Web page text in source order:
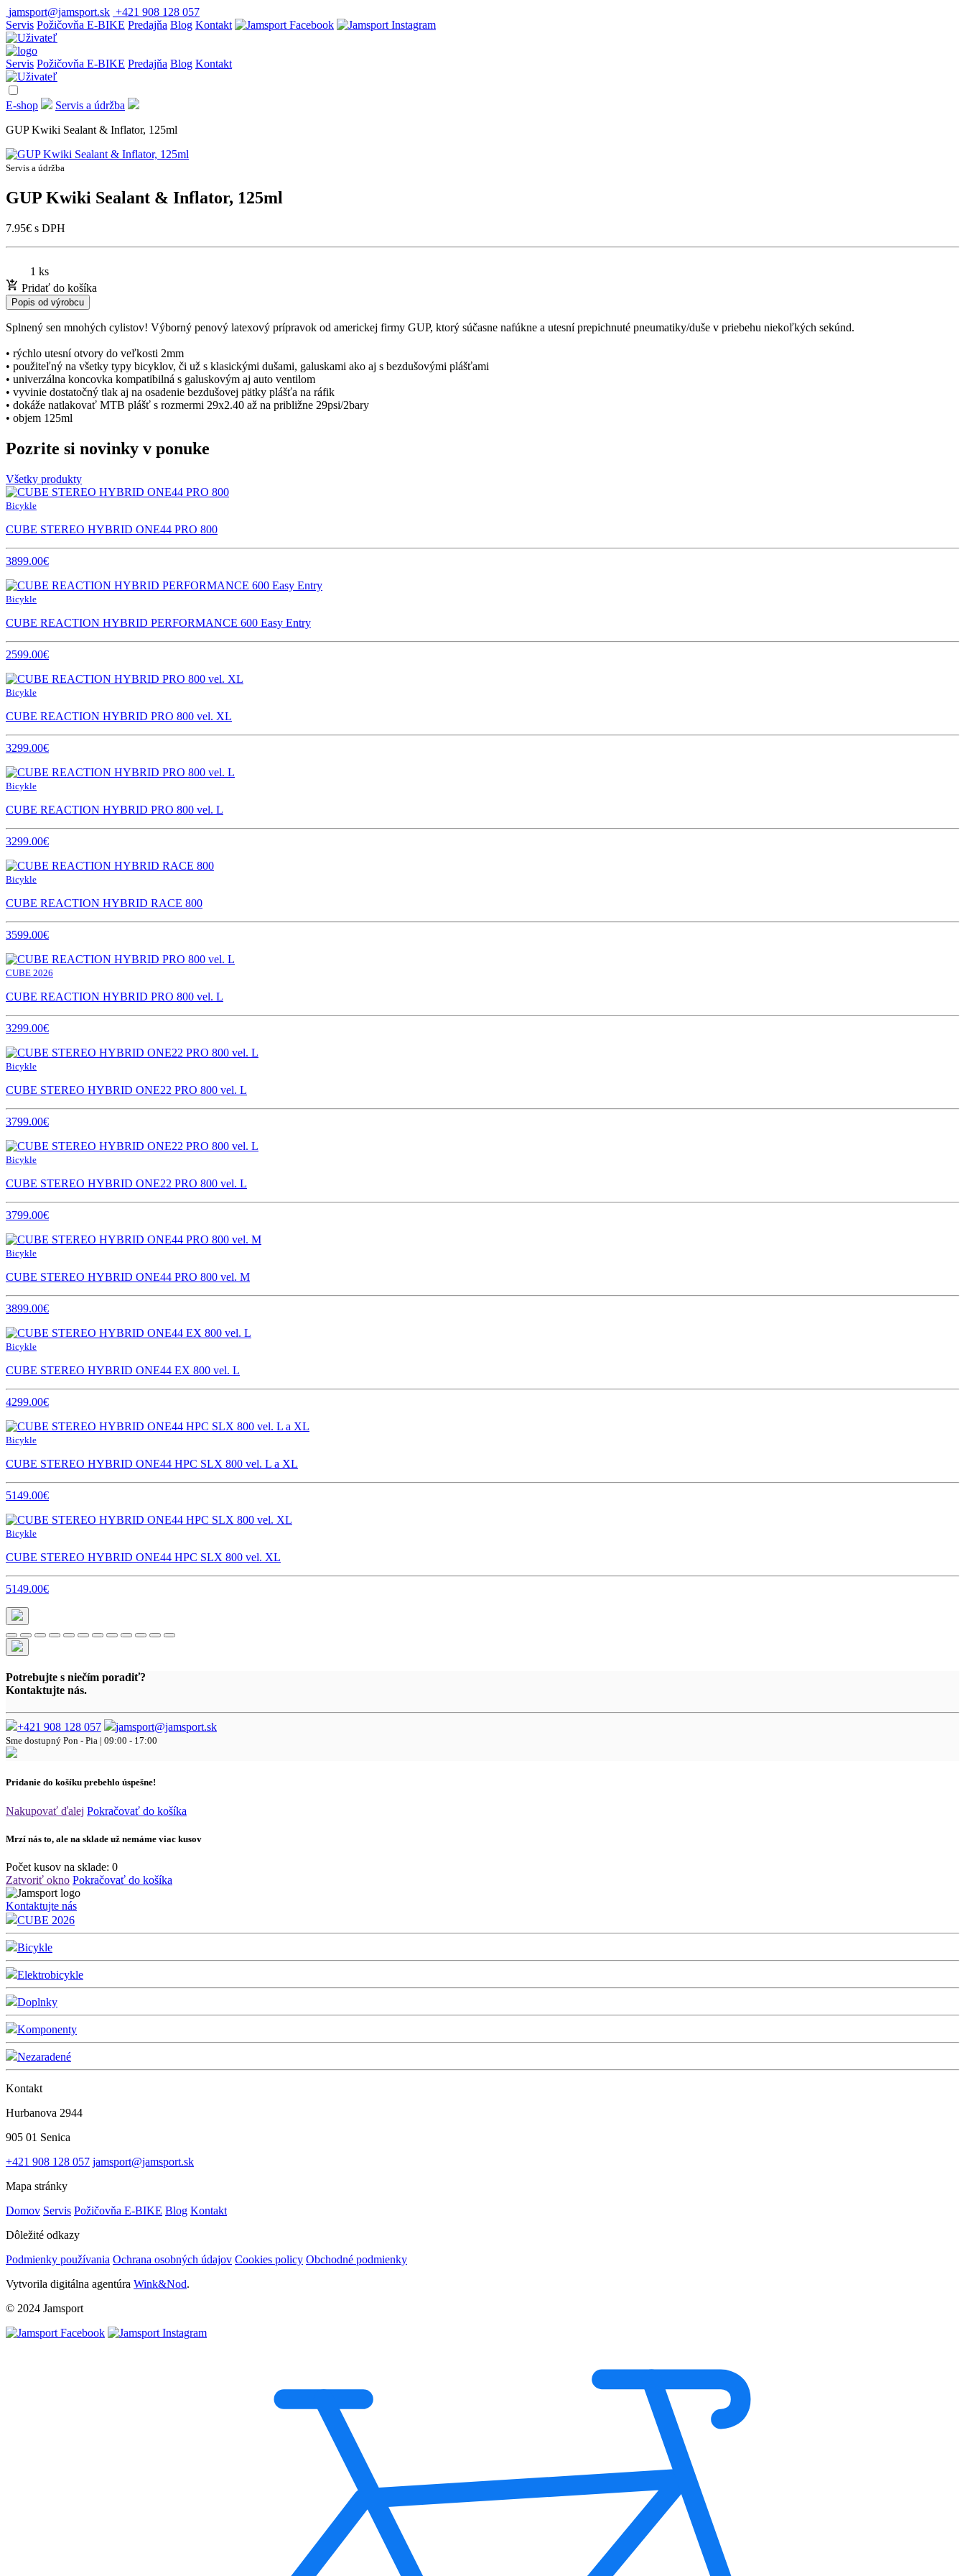
jamsport@jamsport.sk +421 908 128 057
Servis Požičovňa E-BIKE Predajňa Blog Kontakt
Servis Požičovňa E-BIKE Predajňa Blog Kontakt
E-shop
Servis a údržba
GUP Kwiki Sealant & Inflator, 125ml
Servis a údržba
GUP Kwiki Sealant & Inflator, 125ml
7.95€ s DPH
1 ks
Pridať do košíka
Popis od výrobcu
Splnený sen mnohých cylistov! Výborný penový latexový prípravok od americkej firmy GUP, ktorý súčasne nafúkne a utesní prepichnuté pneumatiky/duše v priebehu niekoľkých sekúnd.
• rýchlo utesní otvory do veľkosti 2mm
• použiteľný na všetky typy bicyklov, či už s klasickými dušami, galuskami ako aj s bezdušovými plášťami
• univerzálna koncovka kompatibilná s galuskovým aj auto ventilom
• vyvinie dostatočný tlak aj na osadenie bezdušovej pätky plášťa na ráfik
• dokáže natlakovať MTB plášť s rozmermi 29x2.40 až na približne 29psi/2bary
• objem 125ml
Pozrite si novinky v ponuke
Všetky produkty
Bicykle
CUBE STEREO HYBRID ONE44 PRO 800
3899.00€
Bicykle
CUBE REACTION HYBRID PERFORMANCE 600 Easy Entry
2599.00€
Bicykle
CUBE REACTION HYBRID PRO 800 vel. XL
3299.00€
Bicykle
CUBE REACTION HYBRID PRO 800 vel. L
3299.00€
Bicykle
CUBE REACTION HYBRID RACE 800
3599.00€
CUBE 2026
CUBE REACTION HYBRID PRO 800 vel. L
3299.00€
Bicykle
CUBE STEREO HYBRID ONE22 PRO 800 vel. L
3799.00€
Bicykle
CUBE STEREO HYBRID ONE22 PRO 800 vel. L
3799.00€
Bicykle
CUBE STEREO HYBRID ONE44 PRO 800 vel. M
3899.00€
Bicykle
CUBE STEREO HYBRID ONE44 EX 800 vel. L
4299.00€
Bicykle
CUBE STEREO HYBRID ONE44 HPC SLX 800 vel. L a XL
5149.00€
Bicykle
CUBE STEREO HYBRID ONE44 HPC SLX 800 vel. XL
5149.00€
Potrebujte s niečím poradiť?
Kontaktujte nás.
+421 908 128 057 jamsport@jamsport.sk
Sme dostupný Pon - Pia | 09:00 - 17:00
Pridanie do košíku prebehlo úspešne!
Nakupovať ďalej Pokračovať do košíka
Mrzí nás to, ale na sklade už nemáme viac kusov
Počet kusov na sklade: 0
Zatvoriť okno Pokračovať do košíka
Kontaktujte nás
CUBE 2026
Bicykle
Elektrobicykle
Doplnky
Komponenty
Nezaradené
Kontakt
Hurbanova 2944
905 01 Senica
+421 908 128 057 jamsport@jamsport.sk
Mapa stránky
Domov Servis Požičovňa E-BIKE Blog Kontakt
Dôležité odkazy
Podmienky používania Ochrana osobných údajov Cookies policy Obchodné podmienky
Vytvorila digitálna agentúra Wink&Nod.
© 2024 Jamsport